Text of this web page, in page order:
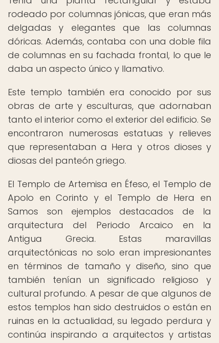
rodeado por columnas jónicas, que eran más
delgadas y elegantes que las columnas
dóricas. Además, contaba con una doble fila
de columnas en su fachada frontal, lo que le
daba un aspecto único y llamativo.
Este templo también era conocido por sus
obras de arte y esculturas, que adornaban
tanto el interior como el exterior del edificio. Se
encontraron numerosas estatuas y relieves
que representaban a Hera y otros dioses y
diosas del panteón griego.
El Templo de Artemisa en Éfeso, el Templo de
Apolo en Corinto y el Templo de Hera en
Samos son ejemplos destacados de la
arquitectura del Periodo Arcaico en la
Antigua Grecia. Estas maravillas
arquitectónicas no solo eran impresionantes
en términos de tamaño y diseño, sino que
también tenían un significado religioso y
cultural profundo. A pesar de que algunos de
estos templos han sido destruidos o están en
ruinas en la actualidad, su legado perdura y
continúa inspirando a arquitectos y artistas